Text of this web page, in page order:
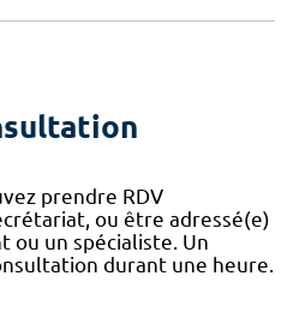
prendre RDV
ou être adressé(e)
ou un spécialiste. Un
durant une heure.